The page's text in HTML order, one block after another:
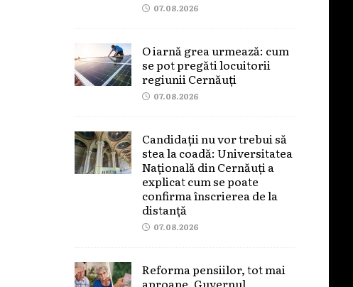
07.08.2026
O iarnă grea urmează: cum
se pot pregăti locuitorii
regiunii Cernăuți
07.08.2026
Candidații nu vor trebui să
stea la coadă: Universitatea
Națională din Cernăuți a
explicat cum se poate
confirma înscrierea de la
distanță
07.08.2026
Reforma pensiilor, tot mai
aproape. Guvernul